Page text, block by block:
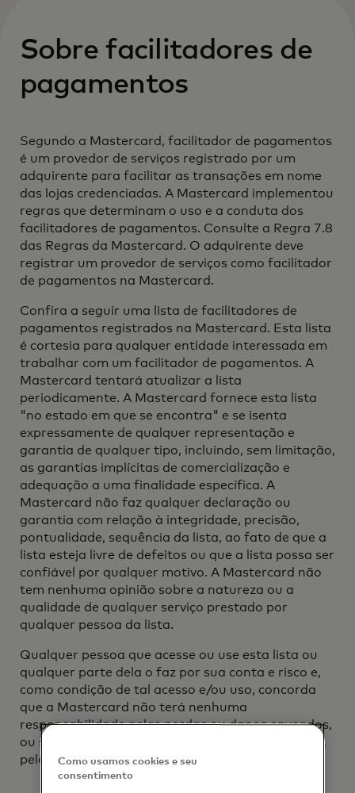
Sobre facilitadores de
pagamentos
Segundo a Mastercard, facilitador de pagamentos
é um provedor de serviços registrado por um
adquirente para facilitar as transações em nome
das lojas credenciadas. A Mastercard implementou
regras que determinam o uso e a conduta dos
facilitadores de pagamentos. Consulte a Regra 7.8
das Regras da Mastercard. O adquirente deve
registrar um provedor de serviços como facilitador
de pagamentos na Mastercard.
Confira a seguir uma lista de facilitadores de
pagamentos registrados na Mastercard. Esta lista
é cortesia para qualquer entidade interessada em
trabalhar com um facilitador de pagamentos. A
Mastercard tentará atualizar a lista
periodicamente. A Mastercard fornece esta lista
"no estado em que se encontra" e se isenta
expressamente de qualquer representação e
garantia de qualquer tipo, incluindo, sem limitação,
as garantias implícitas de comercialização e
adequação a uma finalidade específica. A
Mastercard não faz qualquer declaração ou
garantia com relação à integridade, precisão,
pontualidade, sequência da lista, ao fato de que a
lista esteja livre de defeitos ou que a lista possa ser
confiável por qualquer motivo. A Mastercard não
tem nenhuma opinião sobre a natureza ou a
qualidade de qualquer serviço prestado por
qualquer pessoa da lista.
Qualquer pessoa que acesse ou use esta lista ou
qualquer parte dela o faz por sua conta e risco e,
como condição de tal acesso e/ou uso, concorda
que a Mastercard não terá nenhuma
responsabilidade pelas perdas ou danos causados,
ou supostamente causados, no todo ou em parte,
pelo acesso e/ou uso da lista.
Como usamos cookies e seu
consentimento